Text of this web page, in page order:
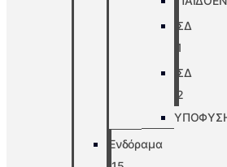
ΣΔ
1
ΣΔ
2
Ενδόραμα